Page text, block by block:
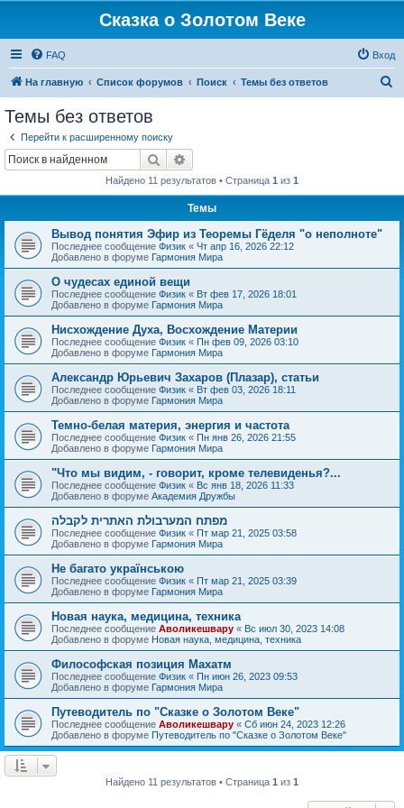
Сказка о Золотом Веке
FAQ Вход
На главную Список форумов Поиск Темы без ответов
Темы без ответов
Перейти к расширенному поиску
Поиск
Найдено 11 результатов • Страница 1 из 1
Темы
Вывод понятия Эфир из Теоремы Гёделя "о неполноте"
Последнее сообщение Физик « Чт апр 16, 2026 22:12
Добавлено в форуме Гармония Мира
О чудесах единой вещи
Последнее сообщение Физик « Вт фев 17, 2026 18:01
Добавлено в форуме Гармония Мира
Нисхождение Духа, Восхождение Материи
Последнее сообщение Физик « Пн фев 09, 2026 03:10
Добавлено в форуме Гармония Мира
Александр Юрьевич Захаров (Плазар), статьи
Последнее сообщение Физик « Вт фев 03, 2026 18:11
Добавлено в форуме Гармония Мира
Темно-белая материя, энергия и частота
Последнее сообщение Физик « Пн янв 26, 2026 21:55
Добавлено в форуме Гармония Мира
"Что мы видим, - говорит, кроме телевиденья?...
Последнее сообщение Физик « Вс янв 18, 2026 11:33
Добавлено в форуме Академия Дружбы
מפתח המערבולת האתרית לקבלה
Последнее сообщение Физик « Пт мар 21, 2025 03:58
Добавлено в форуме Гармония Мира
Не багато українською
Последнее сообщение Физик « Пт мар 21, 2025 03:39
Добавлено в форуме Гармония Мира
Новая наука, медицина, техника
Последнее сообщение Аволикешвару « Вс июл 30, 2023 14:08
Добавлено в форуме Новая наука, медицина, техника
Философская позиция Махатм
Последнее сообщение Физик « Пн июн 26, 2023 09:53
Добавлено в форуме Гармония Мира
Путеводитель по "Сказке о Золотом Веке"
Последнее сообщение Аволикешвару « Сб июн 24, 2023 12:26
Добавлено в форуме Путеводитель по "Сказке о Золотом Веке"
Найдено 11 результатов • Страница 1 из 1